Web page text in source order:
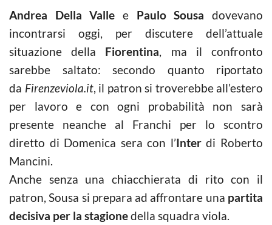
Andrea Della Valle e Paulo Sousa dovevano
incontrarsi oggi, per discutere dell’attuale
situazione della Fiorentina, ma il confronto
sarebbe saltato: secondo quanto riportato
da Firenzeviola.it, il patron si troverebbe all’estero
per lavoro e con ogni probabilità non sarà
presente neanche al Franchi per lo scontro
diretto di Domenica sera con l’Interdi Roberto
Mancini.
Anche senza una chiacchierata di rito con il
patron, Sousa si prepara ad affrontare una partita
decisiva per la stagionedella squadra viola.